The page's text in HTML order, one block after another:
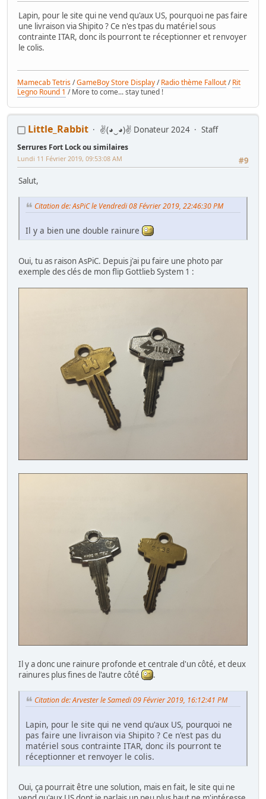
Lapin, pour le site qui ne vend qu'aux US, pourquoi ne pas faire
une livraison via Shipito ? Ce n'es tpas du matériel sous
contrainte ITAR, donc ils pourront te réceptionner et renvoyer
le colis.
Mamecab Tetris/GameBoy Store Display/Radio thème Fallout/Rit
Legno Round 1 / More to come... stay tuned !
Little_Rabbit ✌(◕‿◕)✌ Donateur 2024 Staff
Serrures Fort Lock ou similaires
#9
Lundi 11 Février 2019, 09:53:08 AM
Salut,
Citation de: AsPiC le Vendredi 08 Février 2019, 22:46:30 PM
Il y a bien une double rainure
Oui, tu as raison AsPiC. Depuis j'ai pu faire une photo par
exemple des clés de mon flip Gottlieb System 1 :
Il y a donc une rainure profonde et centrale d'un côté, et deux
rainures plus fines de l'autre côté
.
Citation de: Arvester le Samedi 09 Février 2019, 16:12:41 PM
Lapin, pour le site qui ne vend qu'aux US, pourquoi ne
pas faire une livraison via Shipito ? Ce n'est pas du
matériel sous contrainte ITAR, donc ils pourront te
réceptionner et renvoyer le colis.
Oui, ça pourrait être une solution, mais en fait, le site qui ne